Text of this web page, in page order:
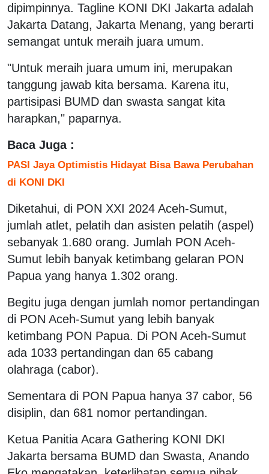
dipimpinnya. Tagline KONI DKI Jakarta adalah
Jakarta Datang, Jakarta Menang, yang berarti
semangat untuk meraih juara umum.
"Untuk meraih juara umum ini, merupakan
tanggung jawab kita bersama. Karena itu,
partisipasi BUMD dan swasta sangat kita
harapkan," paparnya.
Baca Juga :
PASI Jaya Optimistis Hidayat Bisa Bawa Perubahan
di KONI DKI
Diketahui, di PON XXI 2024 Aceh-Sumut,
jumlah atlet, pelatih dan asisten pelatih (aspel)
sebanyak 1.680 orang. Jumlah PON Aceh-
Sumut lebih banyak ketimbang gelaran PON
Papua yang hanya 1.302 orang.
Begitu juga dengan jumlah nomor pertandingan
di PON Aceh-Sumut yang lebih banyak
ketimbang PON Papua. Di PON Aceh-Sumut
ada 1033 pertandingan dan 65 cabang
olahraga (cabor).
Sementara di PON Papua hanya 37 cabor, 56
disiplin, dan 681 nomor pertandingan.
Ketua Panitia Acara Gathering KONI DKI
Jakarta bersama BUMD dan Swasta, Anando